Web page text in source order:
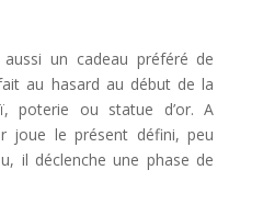
un cadeau préféré de
au hasard au début de la
poterie ou statue d’or. A
joue le présent défini, peu
il déclenche une phase de